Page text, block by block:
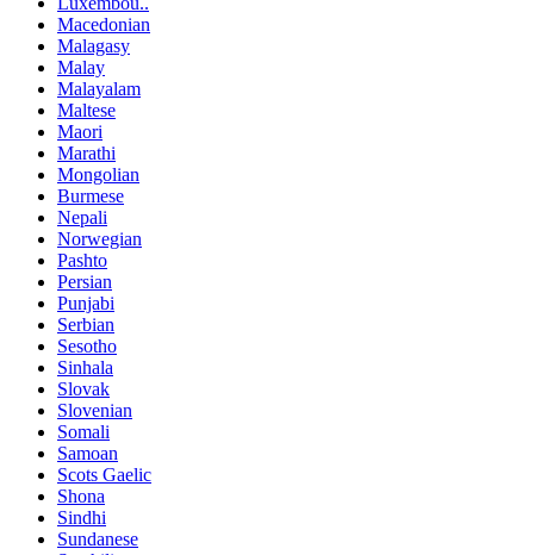
Macedonian
Malagasy
Malay
Malayalam
Maltese
Maori
Marathi
Mongolian
Burmese
Nepali
Norwegian
Pashto
Persian
Punjabi
Serbian
Sesotho
Sinhala
Slovak
Slovenian
Somali
Samoan
Scots Gaelic
Shona
Sindhi
Sundanese